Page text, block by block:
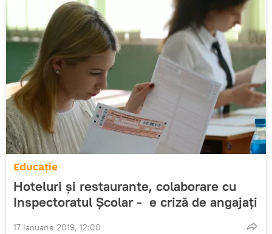
Educație
Hoteluri şi restaurante, colaborare cu
Inspectoratul Şcolar - e criză de angajaţi
17 Ianuarie 2019, 12:00